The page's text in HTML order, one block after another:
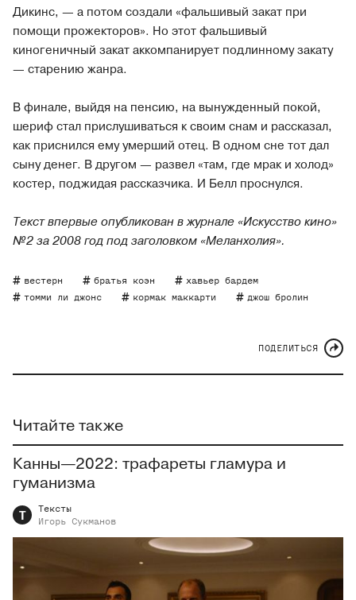
Дикинс, — а потом создали «фальшивый закат при
помощи прожекторов». Но этот фальшивый
киногеничный закат аккомпанирует подлинному закату
— старению жанра.
В финале, выйдя на пенсию, на вынужденный покой,
шериф стал прислушиваться к своим снам и рассказал,
как приснился ему умерший отец. В одном сне тот дал
сыну денег. В другом — развел «там, где мрак и холод»
костер, поджидая рассказчика. И Белл проснулся.
Текст впервые опубликован в журнале «Искусство кино»
№2 за 2008 год под заголовком «Меланхолия».
вестерн братья коэн
хавьер бардем
томми ли джонс
кормак маккарти джош бролин
ПОДЕЛИТЬСЯ
Читайте также
Канны—2022: трафареты гламура и
гуманизма
Т
Тексты
Игорь
Сукманов